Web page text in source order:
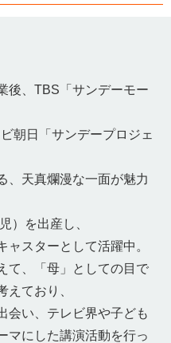
後、TBS「サンデーモー
朝日「サンデープロジェ
、天真爛漫な一面が魅力
）を出産し、
スターとして活躍中。
て、「母」としての目で
えており、
会い、テレビ界や子ども
マにした講演活動を行っ